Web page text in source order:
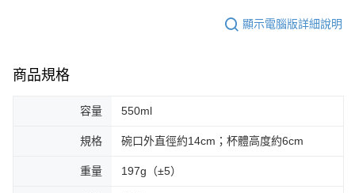
顯示電腦版詳細說明
商品規格
容量 550ml
規格 碗口外直徑約14cm；杯體高度約6cm
重量 197g（±5）